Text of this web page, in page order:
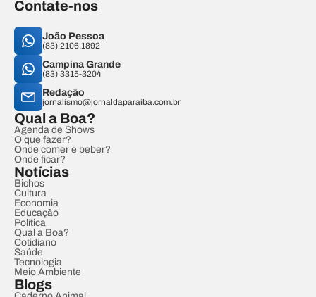
Contate-nos
João Pessoa
(83) 2106.1892
Campina Grande
(83) 3315-3204
Redação
jornalismo@jornaldaparaiba.com.br
Qual a Boa?
Agenda de Shows
O que fazer?
Onde comer e beber?
Onde ficar?
Notícias
Bichos
Cultura
Economia
Educação
Política
Qual a Boa?
Cotidiano
Saúde
Tecnologia
Meio Ambiente
Blogs